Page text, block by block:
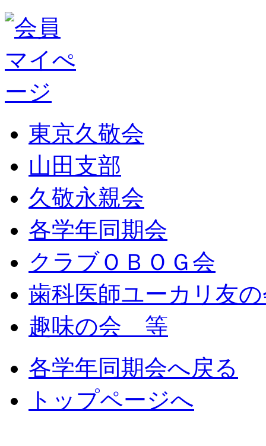
東京久敬会
山田支部
久敬永親会
各学年同期会
クラブＯＢＯＧ会
歯科医師ユーカリ友
趣味の会 等
各学年同期会へ戻る
トップページへ